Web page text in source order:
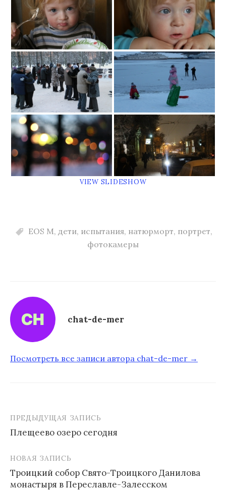
VIEW SLIDESHOW
EOS M, дети, испытания, натюрморт, портрет,
фотокамеры
chat-de-mer
Посмотреть все записи автора chat-de-mer →
а
в
ПРЕДЫДУЩАЯ ЗАПИСЬ
Плещеево озеро сегодня
НОВАЯ ЗАПИСЬ
Троицкий собор Свято-Троицкого Данилова
монастыря в Переславле-Залесском